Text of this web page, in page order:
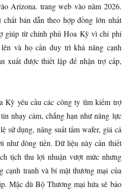
Arizona. trang web vào năm 2026.
chất bán dẫn theo hợp đồng lớn nhất
giúp từ chính phủ Hoa Kỳ vì chi phí
và họ cần duy trì khả năng cạnh
xuất được thiết lập để nhận trợ cấp,
Kỳ yêu cầu các công ty tìm kiếm trợ
nhạy cảm, chẳng hạn như năng lực
sử dụng, năng suất tấm wafer, giá cả
như dòng tiền. Dữ liệu này cần thiết
tịch thu lợi nhuận vượt mức nhưng
cạnh tranh và bí mật thương mại của
Mặc dù Bộ Thương mại hứa sẽ bảo